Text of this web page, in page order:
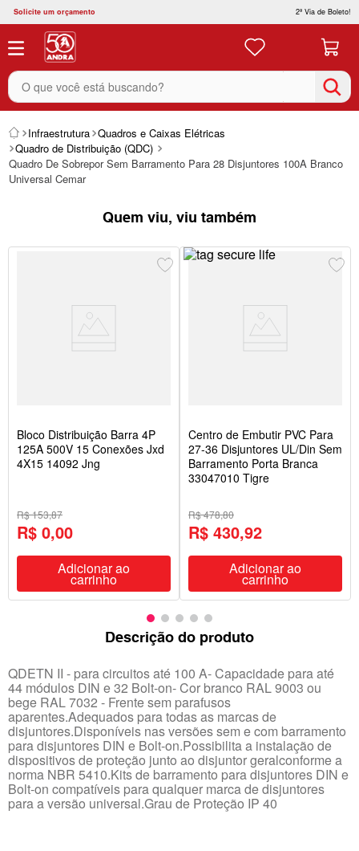
Solicite um orçamento 2ª Via de Boleto!
O que você está buscando?
Infraestrutura Quadros e Caixas Elétricas
Quadro de Distribuição (QDC)
Quadro De Sobrepor Sem Barramento Para 28 Disjuntores 100A Branco
Universal Cemar
Quem viu, viu também
Bloco Distribuição Barra 4P
125A 500V 15 Conexões Jxd
4X15 14092 Jng
R$ 153,87
R$ 0,00
Adicionar ao
carrinho
Centro de Embutir PVC Para
27-36 Disjuntores UL/Din Sem
Barramento Porta Branca
33047010 Tigre
R$ 478,80
R$ 430,92
Adicionar ao
carrinho
Descrição do produto
QDETN II - para circuitos até 100 A- Capacidade para até
44 módulos DIN e 32 Bolt-on- Cor branco RAL 9003 ou
bege RAL 7032 - Frente sem parafusos
aparentes.Adequados para todas as marcas de
disjuntores.Disponíveis nas versões sem e com barramento
para disjuntores DIN e Bolt-on.Possibilita a instalação de
dispositivos de proteção junto ao disjuntor geralconforme a
norma NBR 5410.Kits de barramento para disjuntores DIN e
Bolt-on compatíveis para qualquer marca de disjuntores
para a versão universal.Grau de Proteção IP 40